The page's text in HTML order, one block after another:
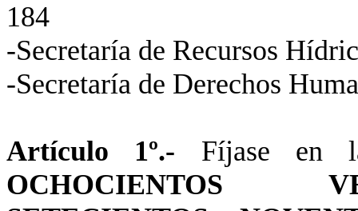
184
-Secretaría de Recursos
-Secretaría de Derechos
Artículo 1º.- Fíjase en
OCHOCIENTOS